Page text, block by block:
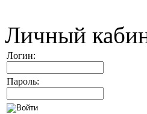
Личный
Логин:
Пароль: